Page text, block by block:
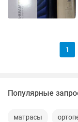
1
Популярные
матрасы